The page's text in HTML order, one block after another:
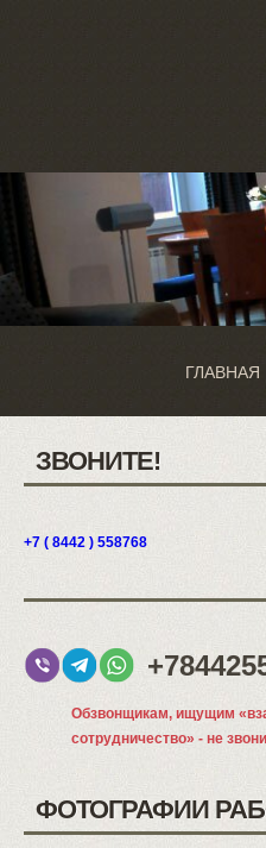
ГЛАВНАЯ
ЗВОНИТЕ!
+7 ( 8442 ) 558768
Обзвонщикам, ищущим
сотрудничество» - не
ФОТОГРАФИИ